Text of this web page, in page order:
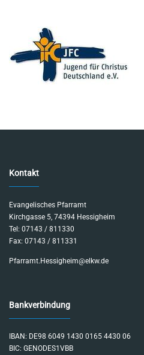
Kontakt
Evangelisches Pfarramt
Kirchgasse 5, 74394 Hessigheim
Tel: 07143 / 811330
Fax: 07143 / 811331
Pfarramt.Hessigheim@elkw.de
Bankverbindung
IBAN: DE98 6049 1430 0165 4430 06
BIC: GENODES1VBB